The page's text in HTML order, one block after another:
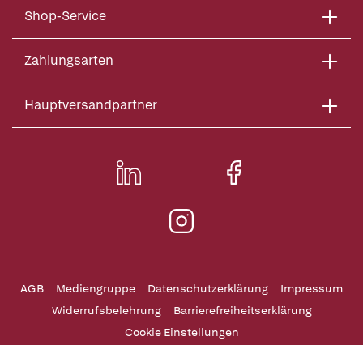
Shop-Service
Zahlungsarten
Hauptversandpartner
AGB Mediengruppe Datenschutzerklärung
Impressum
Widerrufsbelehrung
Barrierefreiheitserklärung
Cookie Einstellungen